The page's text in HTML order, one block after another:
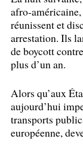
afro-
réunissent et
arrestation. Ils
de boycott
plus d’un an.
Alors qu’aux
aujourd’hui
transports
européenne,